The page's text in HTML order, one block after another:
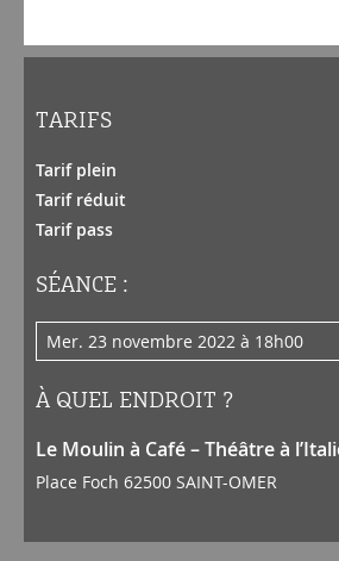
TARIFS
Tarif plein
Tarif réduit
Tarif pass
SÉANCE :
mer. 23 novembre 2022 à 18h00
À QUEL ENDROIT ?
Le Moulin à Café – Théâtre à
Place Foch 62500 SAINT-OMER